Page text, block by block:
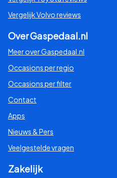
Vergelijk Volvo reviews
Over Gaspedaal.nl
Meer over Gaspedaal.nl
Occasions per regio
Occasions per filter
Contact
Apps
Nieuws & Pers
Veelgestelde vragen
Zakelijk